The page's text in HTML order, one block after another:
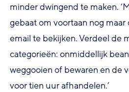
minder dwingend te maken.
gebaat om voortaan nog
email te bekijken. Verdeel de
categorieën: onmiddellijk
weggooien of bewaren en de
voor tien uur afhandelen.’